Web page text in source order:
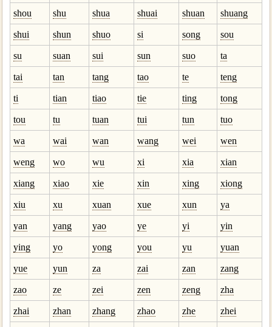
shou shu shua shuai shuan shuang
shui shun shuo si song sou
su suan sui sun suo ta
tai tan tang tao te teng
ti tian tiao tie ting tong
tou tu tuan tui tun tuo
wa wai wan wang wei wen
weng wo wu xi xia xian
xiang xiao xie xin xing xiong
xiu xu xuan xue xun ya
yan yang yao ye yi yin
ying yo yong you yu yuan
yue yun za zai zan zang
zao ze zei zen zeng zha
zhai zhan zhang zhao zhe zhei